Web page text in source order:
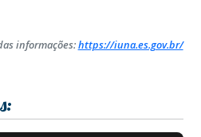
informações:https://iuna.es.gov.br/